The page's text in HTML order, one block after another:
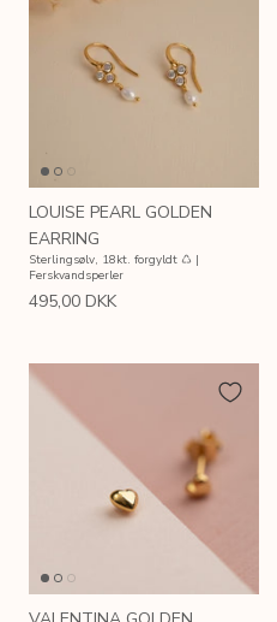
LOUISE PEARL GOLDEN
EARRING
Sterlingsølv, 18kt. forgyldt ♺ |
Ferskvandsperler
495,00 DKK